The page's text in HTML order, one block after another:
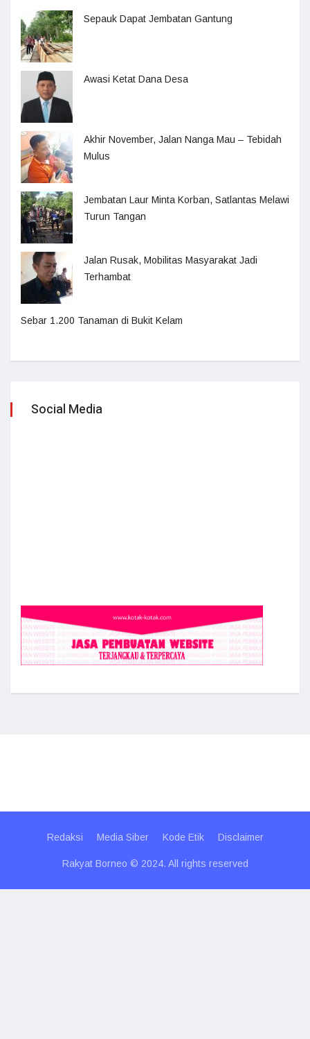
Sepauk Dapat Jembatan Gantung
Awasi Ketat Dana Desa
Akhir November, Jalan Nanga Mau – Tebidah
Mulus
Jembatan Laur Minta Korban, Satlantas Melawi
Turun Tangan
Jalan Rusak, Mobilitas Masyarakat Jadi
Terhambat
Sebar 1.200 Tanaman di Bukit Kelam
Social Media
Redaksi Media Siber Kode Etik Disclaimer
Rakyat Borneo © 2024. All rights reserved